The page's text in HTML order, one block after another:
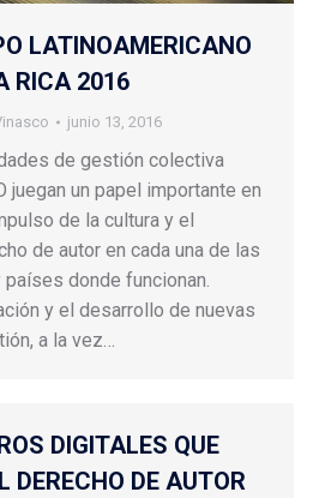
LATINOAMERICANO
RICA 2016
junio 13, 2016
de gestión colectiva
juegan un papel importante en
de la cultura y el
de autor en cada una de las
donde funcionan.
y el desarrollo de nuevas
a la vez…
DIGITALES QUE
DERECHO DE AUTOR